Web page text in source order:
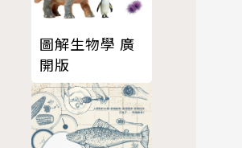
圖解生物學 廣
開版